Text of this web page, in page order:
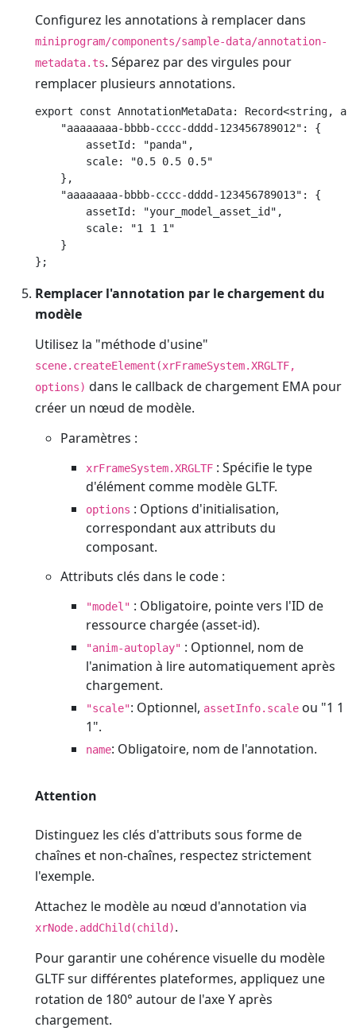
Configurez les annotations à remplacer dans
miniprogram/components/sample-data/annotation-
metadata.ts. Séparez par des virgules pour
remplacer plusieurs annotations.
export const AnnotationMetaData: Record<string,
    "aaaaaaaa-bbbb-cccc-dddd-123456789012": {
        assetId: "panda",
        scale: "0.5 0.5 0.5"
    },
    "aaaaaaaa-bbbb-cccc-dddd-123456789013": {
        assetId: "your_model_asset_id",
        scale: "1 1 1"
    }
Remplacer l'annotation par le chargement du
modèle
Utilisez la "méthode d'usine"
scene.createElement(xrFrameSystem.XRGLTF,
options) dans le callback de chargement EMA pour
créer un nœud de modèle.
Paramètres :
xrFrameSystem.XRGLTF : Spécifie le type
d'élément comme modèle GLTF.
options : Options d'initialisation,
correspondant aux attributs du
composant.
Attributs clés dans le code :
"model" : Obligatoire, pointe vers l'ID de
ressource chargée (asset-id).
"anim-autoplay" : Optionnel, nom de
l'animation à lire automatiquement après
chargement.
"scale": Optionnel, assetInfo.scale ou "1 1
1".
name: Obligatoire, nom de l'annotation.
Attention
Distinguez les clés d'attributs sous forme de
chaînes et non-chaînes, respectez strictement
l'exemple.
Attachez le modèle au nœud d'annotation via
xrNode.addChild(child).
Pour garantir une cohérence visuelle du modèle
GLTF sur différentes plateformes, appliquez une
rotation de 180° autour de l'axe Y après
chargement.